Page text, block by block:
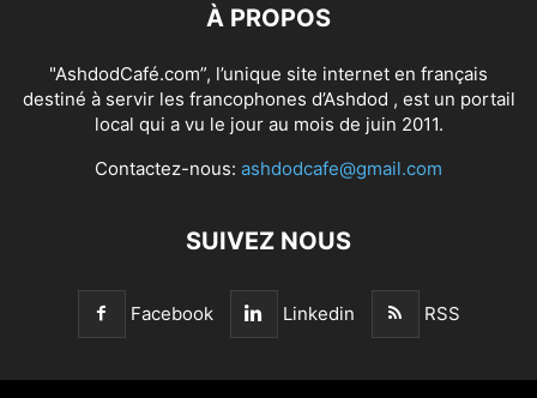
À PROPOS
"AshdodCafé.com”, l’unique site internet en français
destiné à servir les francophones d’Ashdod , est un portail
local qui a vu le jour au mois de juin 2011.
Contactez-nous: ashdodcafe@gmail.com
SUIVEZ NOUS
Facebook Linkedin RSS